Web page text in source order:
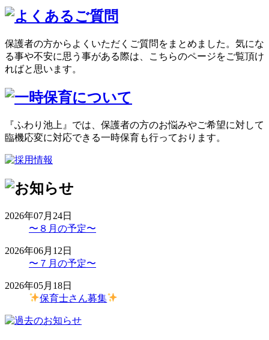
保護者の方からよくいただくご質問をまとめました。気にな
る事や不安に思う事がある際は、こちらのページをご覧頂け
ればと思います。
『ふわり池上』では、保護者の方のお悩みやご希望に対して
臨機応変に対応できる一時保育も行っております。
2026年07月24日
〜８月の予定〜
2026年06月12日
〜７月の予定〜
2026年05月18日
保育士さん募集